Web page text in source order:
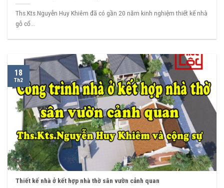
Ths.Kts.Nguyễn Huy Khiêm đã có gần 20 năm kinh nghiệm thiết kế nhà
gỗ cổ...
Thiết kế nhà ở kết hợp nhà thờ sân vườn cảnh quan
18
Th2